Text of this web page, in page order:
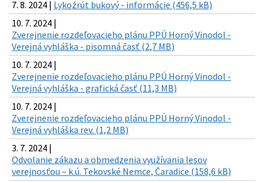
7. 8. 2024 | Lykožrút bukový - informácie (456,5 kB)
10. 7. 2024 |
Zverejnenie rozdeľovacieho plánu PPÚ Horný Vinodol -
Verejná vyhláška - pisomná časť (2,7 MB)
10. 7. 2024 |
Zverejnenie rozdeľovacieho plánu PPÚ Horný Vinodol -
Verejná vyhláška - grafická časť (11,3 MB)
10. 7. 2024 |
Zverejnenie rozdeľovacieho plánu PPÚ Horný Vinodol -
Verejná vyhláška rev. (1,2 MB)
3. 7. 2024 |
Odvolanie zákazu a obmedzenia využívania lesov
verejnosťou – k.ú. Tekovské Nemce, Čaradice (158,6 kB)